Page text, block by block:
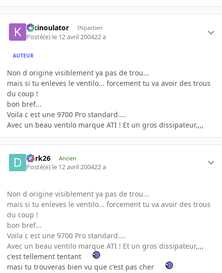
kikinoulator INpactien
Posté(e) le 12 avril 200422 a
AUTEUR
Non d origine visiblement ya pas de trou...
mais si tu enleves le ventilo... forcement tu va avoir des trous
du coup !
bon bref...
Voila c est une 9700 Pro standard....
Avec un beau ventilo marque ATI ! Et un gros dissipateur,,,,
Dark26 Ancien
Posté(e) le 12 avril 200422 a
Non d origine visiblement ya pas de trou...
mais si tu enleves le ventilo... forcement tu va avoir des trous
du coup !
bon bref...
Voila c est une 9700 Pro standard....
Avec un beau ventilo marque ATI ! Et un gros dissipateur,,,,
c'est tellement tentant
masi tu trouveras bien vu que c'est pas cher